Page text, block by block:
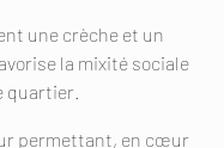
une crèche et un
la mixité sociale
quartier.
permettant, en cœur